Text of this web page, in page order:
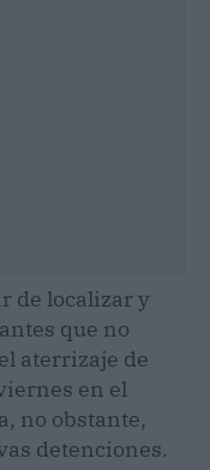
de localizar y
que no
aterrizaje de
en el
no obstante,
detenciones.